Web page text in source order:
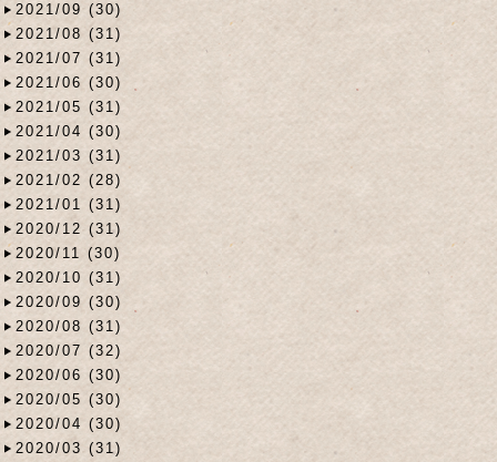
2021/09 (30)
2021/08 (31)
2021/07 (31)
2021/06 (30)
2021/05 (31)
2021/04 (30)
2021/03 (31)
2021/02 (28)
2021/01 (31)
2020/12 (31)
2020/11 (30)
2020/10 (31)
2020/09 (30)
2020/08 (31)
2020/07 (32)
2020/06 (30)
2020/05 (30)
2020/04 (30)
2020/03 (31)